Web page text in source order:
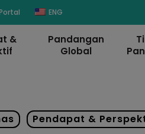
ENG
&
Pandangan
Global
Pendapat &
modal-check